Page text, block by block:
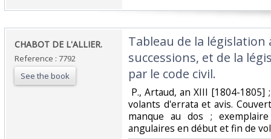
‎CHABOT DE L'ALLIER. ‎
Reference : 7792
See the book
‎Tableau de la législation
successions, et de la
par le code civil. ‎
P., Artaud, an XIII [1804-
volants d'errata et avis.
manque au dos ;
angulaires en début et fin de